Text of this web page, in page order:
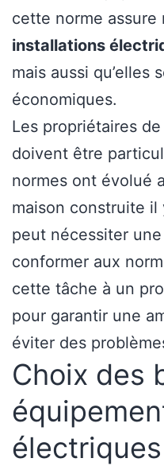
cette norme
installations
mais aussi qu’elles
économiques.
Les propriétaires
doivent être
normes ont évolué
maison construite
peut nécessiter
conformer aux
cette tâche à un
pour garantir une
éviter des
Choix des
électriques